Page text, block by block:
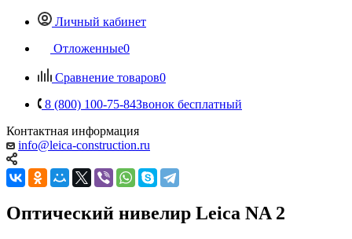
Личный кабинет
Отложенные0
Сравнение товаров0
8 (800) 100-75-84Звонок бесплатный
Контактная информация
info@leica-construction.ru
Оптический нивелир Leica NA 2